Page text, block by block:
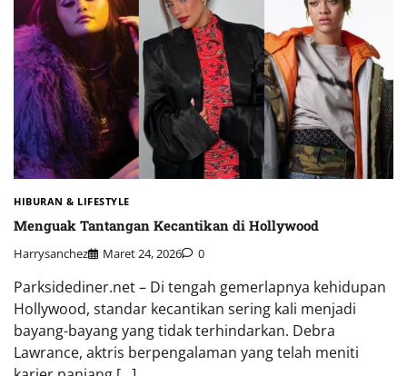
HIBURAN & LIFESTYLE
Menguak Tantangan Kecantikan di Hollywood
Harrysanchez Maret 24, 2026 0
Parksidediner.net – Di tengah gemerlapnya kehidupan
Hollywood, standar kecantikan sering kali menjadi
bayang-bayang yang tidak terhindarkan. Debra
Lawrance, aktris berpengalaman yang telah meniti